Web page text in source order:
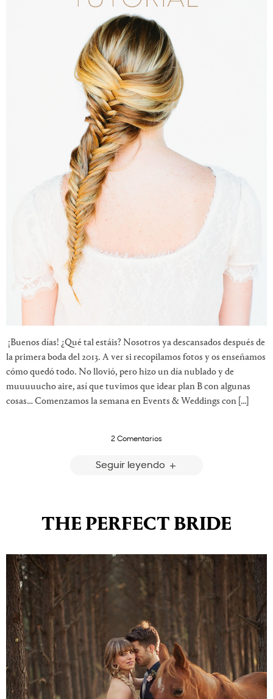
¡Buenos días! ¿Qué tal estáis? Nosotros ya descansados después de
la primera boda del 2013. A ver si recopilamos fotos y os enseñamos
cómo quedó todo. No llovió, pero hizo un día nublado y de
muuuuucho aire, así que tuvimos que idear plan B con algunas
cosas… Comenzamos la semana en Events & Weddings con […]
2 Comentarios
Seguir leyendo
THE PERFECT BRIDE